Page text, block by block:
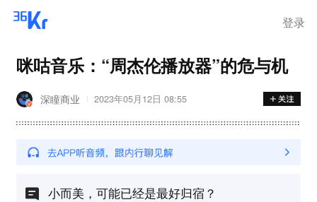
登录
咪咕音乐：“周杰伦播放器”的危与机
深瞳商业 2023年05月12日 08:55
小而美，可能已经是最好归宿？